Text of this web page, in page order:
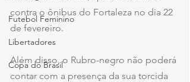
Futebol Feminino
Libertadores
Copa do Brasil
contra o ônibus do Fortaleza no dia 22
de fevereiro.
Além disso, o Rubro-negro não poderá
contar com a presença da sua torcida